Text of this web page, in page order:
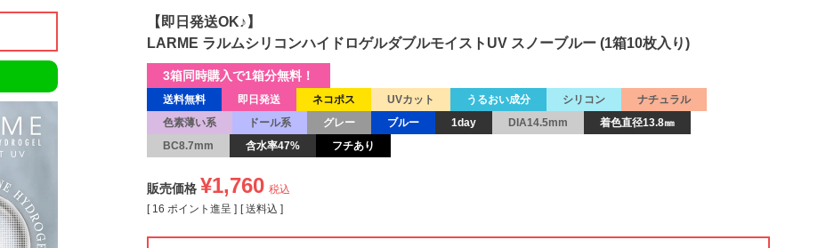
【即日発送OK♪】
LARME ラルムシリコンハイドロゲルダブルモイストUV スノーブルー (1箱10枚入り)
送料無料 即日発送 ネコポス UVカット うるおい成分 シリコン
ナチュラル
色素薄い系
ドール系 グレー ブルー 1day DIA14.5mm
着色直径13.8㎜
BC8.7mm
含水率47% フチあり
3箱同時購入で1箱分無料！
販売価格 ¥1,760 税込
[ 16 ポイント進呈 ] 送料込